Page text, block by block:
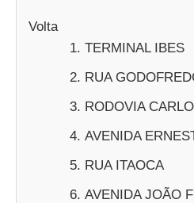
Volta
TERMINAL IBES
RUA
RODOVIA
AVENIDA
RUA ITAOCA
AVENIDA JOÃO